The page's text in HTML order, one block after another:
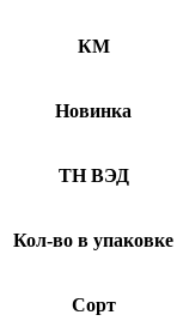
КМ
Новинка
ТН ВЭД
Кол-во в упаковке
Сорт